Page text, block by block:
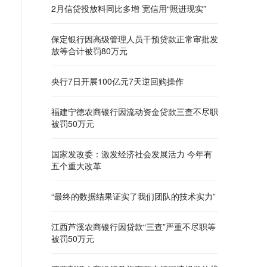
2月信贷投放料同比多增 宽信用“照进现实”
保定银行因高级管理人员干预贷款正常审批发
放等合计被罚80万元
央行7日开展100亿元7天逆回购操作
福建宁德农商银行因流动资金贷款三查不尽职
被罚50万元
国家发改委：激发经济社会发展活力 今年有
五个重大改革
“最终的数据结果证实了我们团队的技术实力”
江西芦溪农商银行因贷款“三查”严重不尽职等
被罚50万元